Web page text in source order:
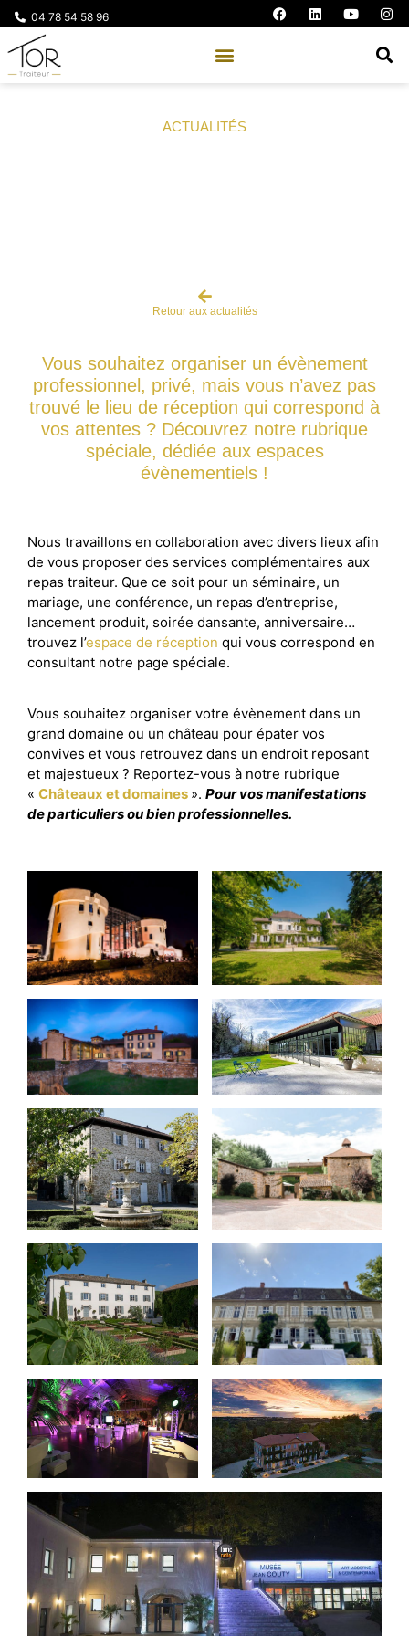
04 78 54 58 96
ACTUALITÉS
Retour aux actualités
Vous souhaitez organiser un évènement
professionnel, privé, mais vous n’avez pas
trouvé le lieu de réception qui correspond à
vos attentes ? Découvrez notre rubrique
spéciale, dédiée aux espaces
évènementiels !
Nous travaillons en collaboration avec divers lieux afin
de vous proposer des services complémentaires aux
repas traiteur. Que ce soit pour un séminaire, un
mariage, une conférence, un repas d’entreprise,
lancement produit, soirée dansante, anniversaire…
trouvez l’espace de réception qui vous correspond en
consultant notre page spéciale.
Vous souhaitez organiser votre évènement dans un
grand domaine ou un château pour épater vos
convives et vous retrouvez dans un endroit reposant
et majestueux ? Reportez-vous à notre rubrique
« Châteaux et domaines ». Pour vos manifestations
de particuliers ou bien professionnelles.